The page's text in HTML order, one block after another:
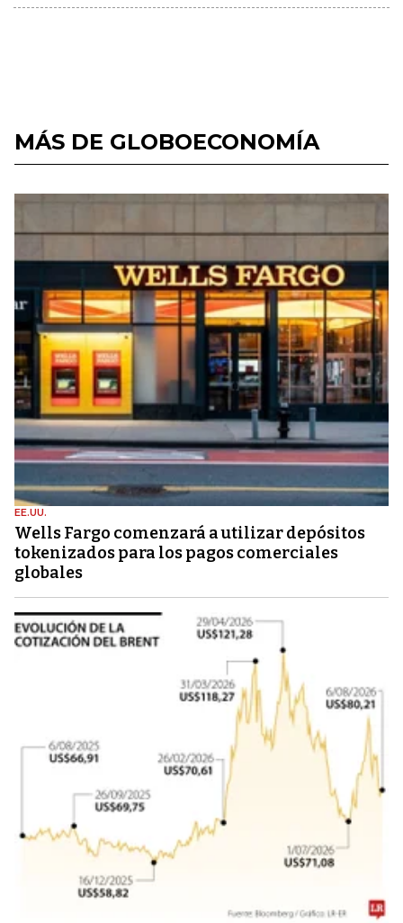
MÁS DE GLOBOECONOMÍA
EE.UU.
Wells Fargo comenzará a utilizar depósitos
tokenizados para los pagos comerciales
globales